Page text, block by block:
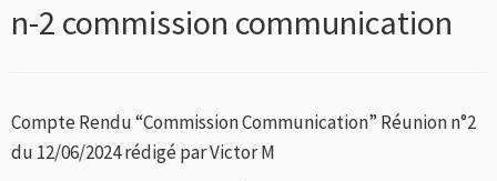
n-2 commission communication
Compte Rendu “Commission Communication” Réunion n°2
du 12/06/2024 rédigé par Victor M